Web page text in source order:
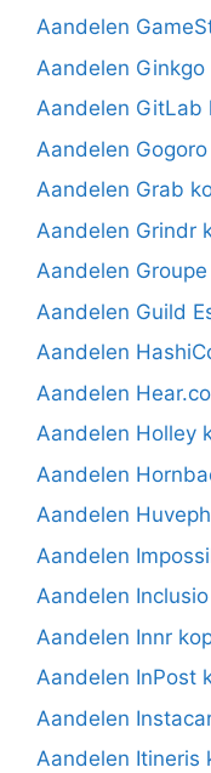
Aandelen
Aandelen
Aandelen GitLab
Aandelen
Aandelen Grab
Aandelen Grindr
Aandelen Groupe
Aandelen Guild
Aandelen
Aandelen
Aandelen Holley
Aandelen
Aandelen
Aandelen
Aandelen
Aandelen Innr
Aandelen InPost
Aandelen
Aandelen Itineris